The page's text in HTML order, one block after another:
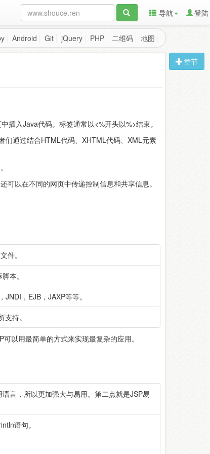
导航 登陆
Android Git jQuery PHP 二维码 地图
入Java代码。标签通常以<%开头以%>结束。
们通过结合HTML代码、XHTML代码、XML元素
以在不同的网页中传递控制信息和共享信息。
件。
本。
，EJB，JAXP等等。
持。
以用最简单的方式来实现最复杂的应用。
言，所以更加强大与易用。第二点就是JSP易
语句。
章节